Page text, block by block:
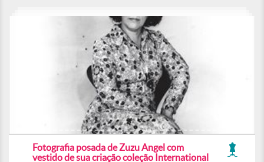
Fotografia posada de Zuzu Angel com
vestido de sua criação coleção International